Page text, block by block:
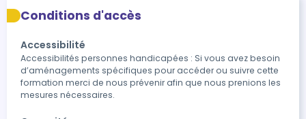
Conditions d'accès
Accessibilité
Accessibilités personnes handicapées : Si vous avez besoin
d’aménagements spécifiques pour accéder ou suivre cette
formation merci de nous prévenir afin que nous prenions les
mesures nécessaires.